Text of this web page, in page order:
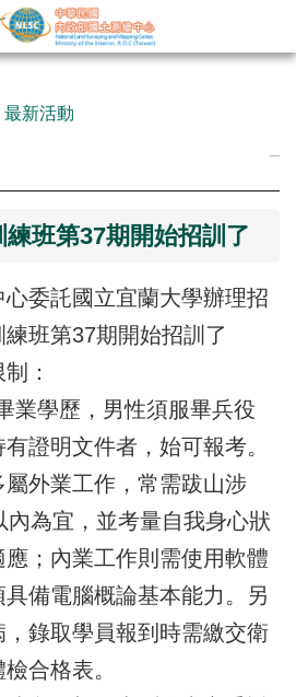
最新活動
班第37期開始招訓了
委託國立宜蘭大學辦理招
班第37期開始招訓了
：
業學歷，男性須服畢兵役
證明文件者，始可報考。
外業工作，常需跋山涉
內為宜，並考量自我身心狀
；內業工作則需使用軟體
備電腦概論基本能力。另
錄取學員報到時需繳交衛
合格表。